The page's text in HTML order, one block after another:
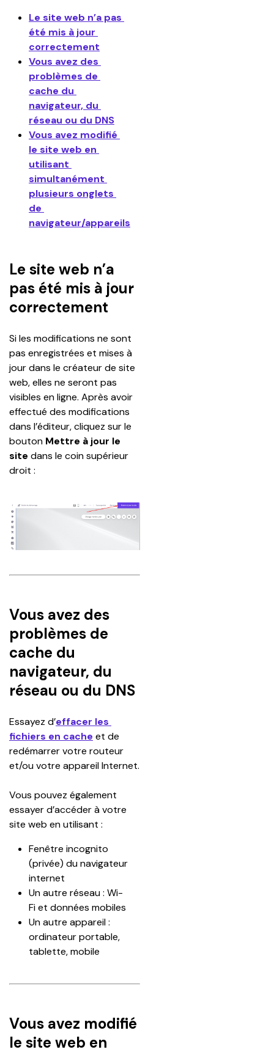
Le site web n’a pas
été mis à jour
correctement
Vous avez des
problèmes de
cache du
navigateur, du
réseau ou du DNS
Vous avez modifié
le site web en
utilisant
simultanément
plusieurs onglets
de
navigateur/appareils
Le site web n’a
pas été mis à jour
correctement
Si les modifications ne sont
pas enregistrées et mises à
jour dans le créateur de site
web, elles ne seront pas
visibles en ligne. Après avoir
effectué des modifications
dans l’éditeur, cliquez sur le
bouton Mettre à jour le
site dans le coin supérieur
droit :
Vous avez des
problèmes de
cache du
navigateur, du
réseau ou du DNS
Essayez d’effacer les
fichiers en cache et de
redémarrer votre routeur
et/ou votre appareil Internet.
Vous pouvez également
essayer d’accéder à votre
site web en utilisant :
Fenêtre incognito
(privée) du navigateur
internet
Un autre réseau : Wi-
Fi et données mobiles
Un autre appareil :
ordinateur portable,
tablette, mobile
Vous avez modifié
le site web en